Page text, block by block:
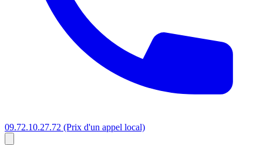
09.72.10.27.72 (Prix d'un appel local)